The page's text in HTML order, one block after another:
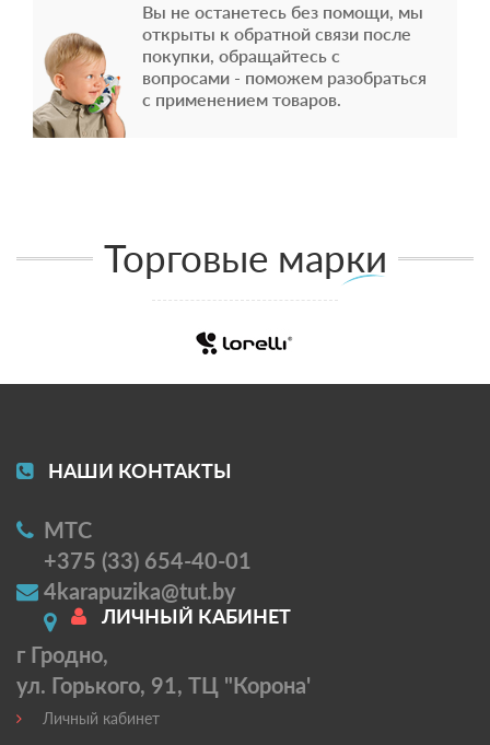
Вы не останетесь без помощи, мы
открыты к обратной связи после
покупки, обращайтесь с
вопросами - поможем разобраться
с применением товаров.
Торговые марки
НАШИ КОНТАКТЫ
МТС
+375 (33) 654-40-01
4karapuzika@tut.by
г Гродно,
ул. Горького, 91, ТЦ "Корона'
ЛИЧНЫЙ КАБИНЕТ
Личный кабинет